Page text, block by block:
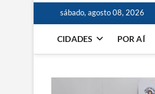
sábado, agosto 08, 2026
CIDADES POR AÍ